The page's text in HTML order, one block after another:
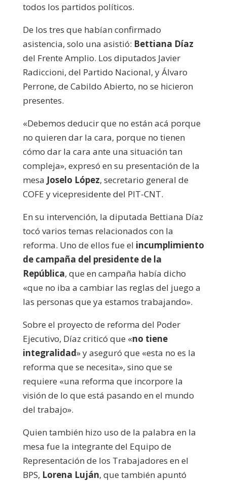
todos los partidos políticos.
De los tres que habían confirmado
asistencia, solo una asistió: Bettiana Díaz
del Frente Amplio. Los diputados Javier
Radiccioni, del Partido Nacional, y Álvaro
Perrone, de Cabildo Abierto, no se hicieron
presentes.
«Debemos deducir que no están acá porque
no quieren dar la cara, porque no tienen
cómo dar la cara ante una situación tan
compleja», expresó en su presentación de la
mesa Joselo López, secretario general de
COFE y vicepresidente del PIT-CNT.
En su intervención, la diputada Bettiana Díaz
tocó varios temas relacionados con la
reforma. Uno de ellos fue el incumplimiento
de campaña del presidente de la
República, que en campaña había dicho
«que no iba a cambiar las reglas del juego a
las personas que ya estamos trabajando».
Sobre el proyecto de reforma del Poder
Ejecutivo, Díaz criticó que «no tiene
integralidad» y aseguró que «esta no es la
reforma que se necesita», sino que se
requiere «una reforma que incorpore la
visión de lo que está pasando en el mundo
del trabajo».
Quien también hizo uso de la palabra en la
mesa fue la integrante del Equipo de
Representación de los Trabajadores en el
BPS, Lorena Luján, que también apuntó